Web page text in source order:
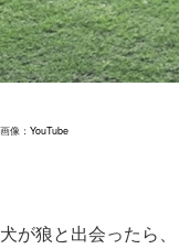
画像： YouTube
犬が狼と出会ったら